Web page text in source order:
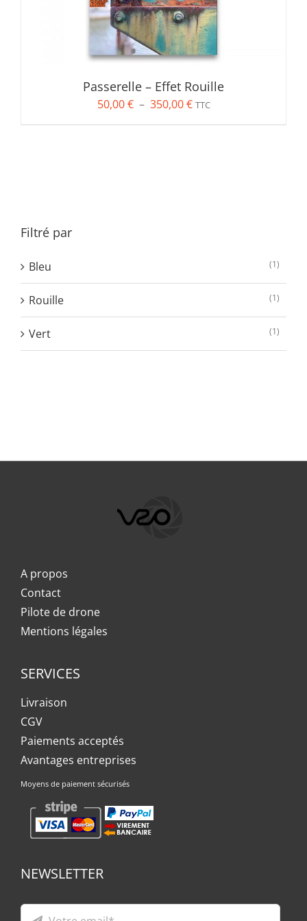
Passerelle – Effet Rouille
50,00€ – 350,00€Plage
TTC
Filtré par
Bleu (1)
Rouille (1)
Vert (1)
A propos
Contact
Pilote de drone
Mentions légales
SERVICES
Livraison
CGV
Paiements acceptés
Avantages entreprises
Moyens de paiement sécurisés
NEWSLETTER